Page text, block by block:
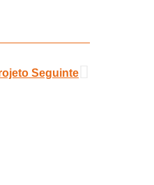
Seguinte